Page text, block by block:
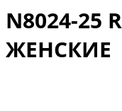
N8024-25
ЖЕНСКИЕ